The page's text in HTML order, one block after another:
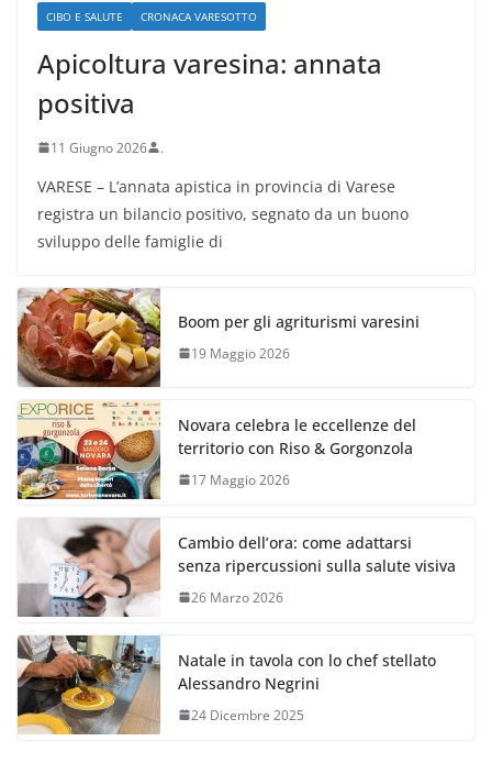
CIBO E SALUTE CRONACA VARESOTTO
Apicoltura varesina: annata
positiva
11 Giugno 2026 .
VARESE – L’annata apistica in provincia di Varese
registra un bilancio positivo, segnato da un buono
sviluppo delle famiglie di
Boom per gli agriturismi varesini
19 Maggio 2026
Novara celebra le eccellenze del
territorio con Riso & Gorgonzola
17 Maggio 2026
Cambio dell’ora: come adattarsi
senza ripercussioni sulla salute visiva
26 Marzo 2026
Natale in tavola con lo chef stellato
Alessandro Negrini
24 Dicembre 2025